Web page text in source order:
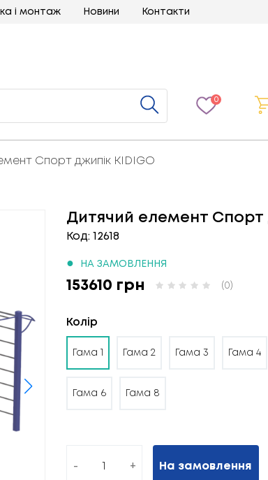
і монтаж Новини Контакти
0
Спорт джипік KIDIGO
Дитячий елемент Спорт
Код: 12618
● НА ЗАМОВЛЕННЯ
153610 грн (0)
Колір
Гама 1 Гама 2 Гама 3 Гама 4
Гама 6 Гама 8
- + На замовлення